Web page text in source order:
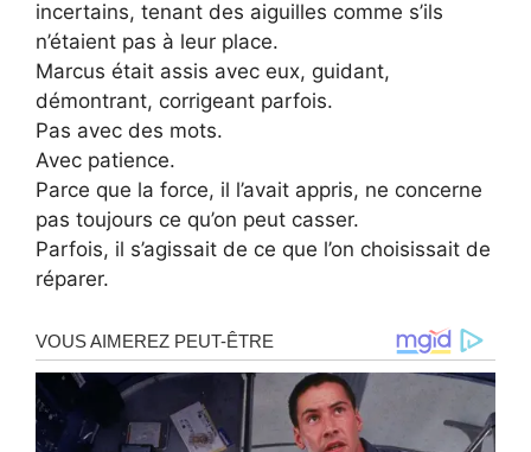
incertains, tenant des aiguilles comme s’ils
n’étaient pas à leur place.
Marcus était assis avec eux, guidant,
démontrant, corrigeant parfois.
Pas avec des mots.
Avec patience.
Parce que la force, il l’avait appris, ne concerne
pas toujours ce qu’on peut casser.
Parfois, il s’agissait de ce que l’on choisissait de
réparer.